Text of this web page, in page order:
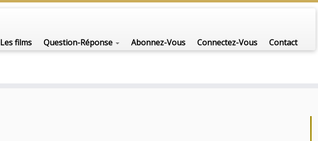
Les films Question-Réponse Abonnez-Vous Connectez-Vous Contact